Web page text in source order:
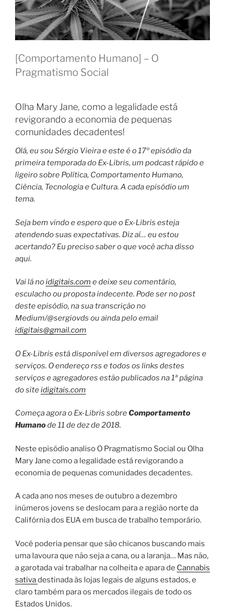
[Comportamento Humano] – O
Pragmatismo Social
Olha Mary Jane, como a legalidade está
revigorando a economia de pequenas
comunidades decadentes!
Olá, eu sou Sérgio Vieira e este é o17ºepisódio da
primeira temporada do Ex-Libris, um podcast rápido e
ligeiro sobre Política, Comportamento Humano,
Ciência, Tecnologia e Cultura. A cada episódio um
tema.
Seja bem vindo e espero que o Ex-Libris esteja
atendendo suas expectativas. Diz aí… eu estou
acertando? Eu preciso saber o que você acha disso
aqui.
Vai lá noidigitais.com e deixe seu comentário,
esculacho ou proposta indecente. Pode ser no post
deste episódio, na sua transcrição no
Medium/@sergiovds ou ainda pelo email
idigitais@gmail.com
O Ex-Libris está disponível em diversos agregadores e
serviços. O endereço rss e todos os links destes
serviços e agregadores estão publicados na 1ª página
do siteidigitais.com
Começa agora o Ex-Libris sobreComportamento
Humanode 11 de dez de 2018.
Neste episódio analiso O Pragmatismo Social ou Olha
Mary Jane como a legalidade está revigorando a
economia de pequenas comunidades decadentes.
A cada ano nos meses de outubro a dezembro
inúmeros jovens se deslocam para a região norte da
Califórnia dos EUA em busca de trabalho temporário.
Você poderia pensar que são chicanos buscando mais
uma lavoura que não seja a cana, ou a laranja… Mas não,
a garotada vai trabalhar na colheita e apara de Cannabis
sativadestinada às lojas legais de alguns estados, e
claro também para os mercados ilegais de todo os
Estados Unidos.